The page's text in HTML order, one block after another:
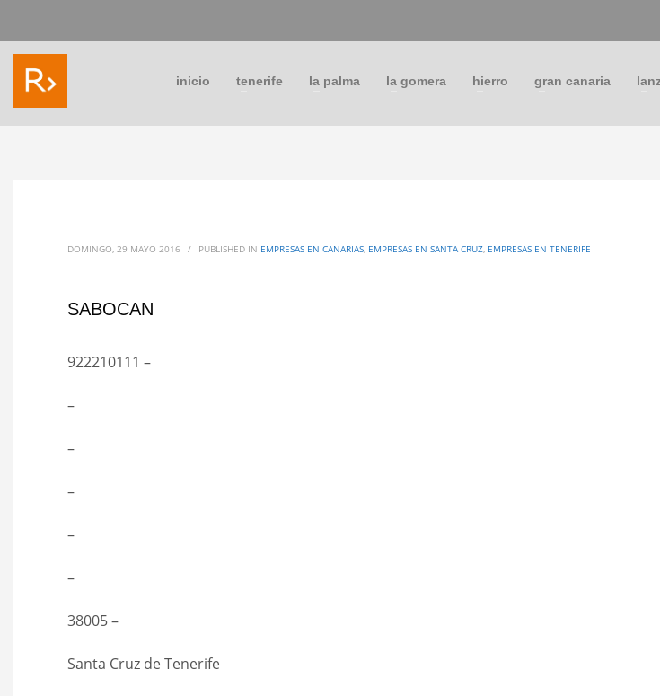
inicio tenerife la palma la gomera hierro gran canaria
DOMINGO, 29 MAYO 2016 / PUBLISHED IN EMPRESAS EN CANARIAS, EMPRESAS EN SANTA CRUZ, EMPRESAS EN TENERIFE
SABOCAN
922210111 –
–
–
–
–
–
38005 –
Santa Cruz de Tenerife